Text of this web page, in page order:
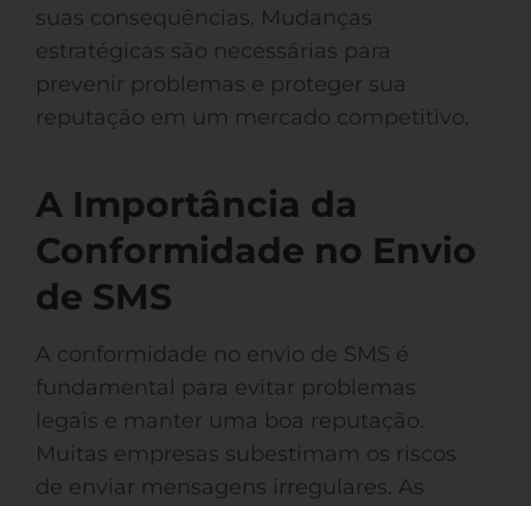
suas consequências. Mudanças
estratégicas são necessárias para
prevenir problemas e proteger sua
reputação em um mercado competitivo.
A Importância da
Conformidade no Envio
de SMS
A conformidade no envio de SMS é
fundamental para evitar problemas
legais e manter uma boa reputação.
Muitas empresas subestimam os riscos
de enviar mensagens irregulares. As